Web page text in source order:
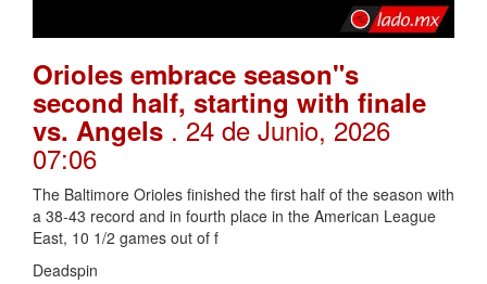
Orioles embrace season"s
second half, starting with finale
vs. Angels . 24 de Junio, 2026
07:06
The Baltimore Orioles finished the first half of the season with
a 38-43 record and in fourth place in the American League
East, 10 1/2 games out of f
Deadspin